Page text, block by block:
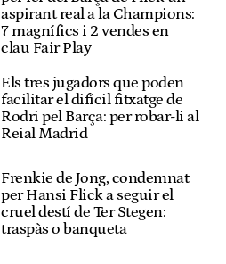
aspirant real a la Champions:
7 magnífics i 2 vendes en
clau Fair Play
Els tres jugadors que poden
facilitar el difícil fitxatge de
Rodri pel Barça: per robar-li al
Reial Madrid
Frenkie de Jong, condemnat
per Hansi Flick a seguir el
cruel destí de Ter Stegen:
traspàs o banqueta